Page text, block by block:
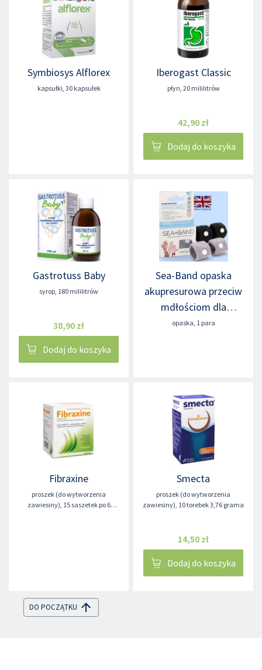
Symbiosys Alflorex
kapsułki, 30 kapsułek
Iberogast Classic
płyn, 20 mililitrów
42,90 zł
Dodaj do koszyka
Gastrotuss Baby
syrop, 180 mililitrów
38,90 zł
Dodaj do koszyka
Sea-Band opaska
akupresurowa przeciw
mdłościom dla
dorosłych
opaska, 1 para
Fibraxine
proszek (do wytworzenia
zawiesiny), 15 saszetek po 6
Smecta
proszek (do wytworzenia
zawiesiny), 10 torebek 3,76 grama
14,50 zł
Dodaj do koszyka
DO POCZĄTKU